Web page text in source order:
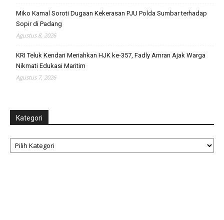
Miko Kamal Soroti Dugaan Kekerasan PJU Polda Sumbar terhadap
Sopir di Padang
Agustus 8, 2026
KRI Teluk Kendari Meriahkan HJK ke-357, Fadly Amran Ajak Warga
Nikmati Edukasi Maritim
Agustus 7, 2026
Kategori
Kategori